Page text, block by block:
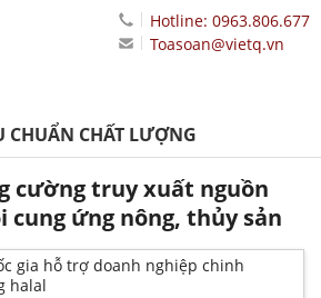
Hotline: 0963.806.677
Toasoan@vietq.vn
CHUẨN CHẤT LƯỢNG
cường truy xuất nguồn
cung ứng nông, thủy sản
gia hỗ trợ doanh nghiệp chinh
halal